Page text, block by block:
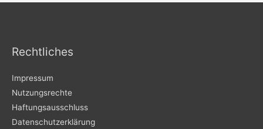
Rechtliches
Impressum
Nutzungsrechte
Haftungsausschluss
Datenschutzerklärung